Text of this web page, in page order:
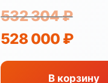
532 304₽
528 000 ₽Текущая
528
000 ₽.
В корзину